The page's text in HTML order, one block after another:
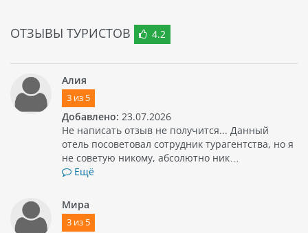
ОТЗЫВЫ ТУРИСТОВ 4.2
Алия
3из 5
Добавлено: 23.07.2026
Не написать отзыв не получится... Данный
отель посоветовал сотрудник турагентства, но я
не советую никому, абсолютно ник…
Ещё
Мира
3из 5